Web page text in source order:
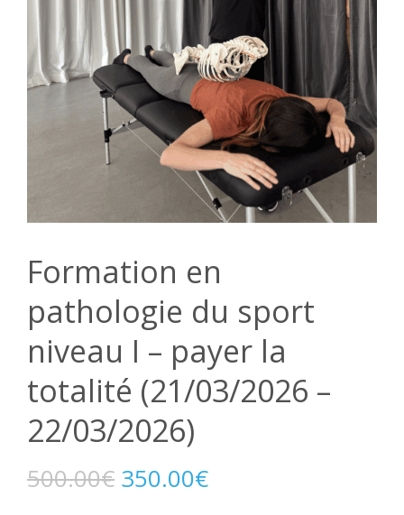
Formation en
pathologie du sport
niveau I – payer la
totalité (21/03/2026 –
22/03/2026)
500.00€ 350.00€